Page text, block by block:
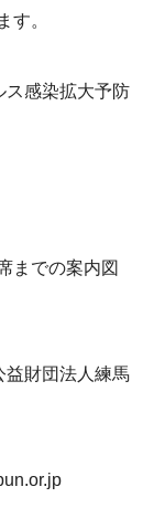
す。
ス感染拡大予防
までの案内図
財団法人練馬